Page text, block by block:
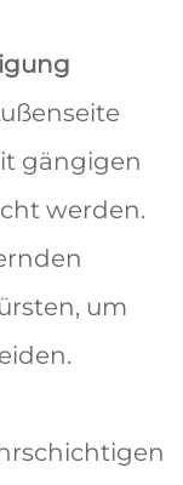
gängigen
werden.
um